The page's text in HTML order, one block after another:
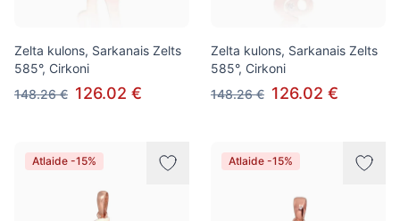
Zelta kulons, Sarkanais Zelts
585°, Cirkoni
148.26 € 126.02 €
Zelta kulons, Sarkanais Zelts
585°, Cirkoni
148.26 € 126.02 €
Atlaide -15% Atlaide -15%